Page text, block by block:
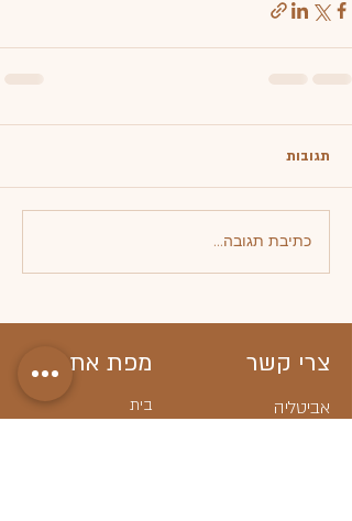
תגובות
כתיבת תגובה...
מפת אתר
בית
צרי קשר
אביטליה